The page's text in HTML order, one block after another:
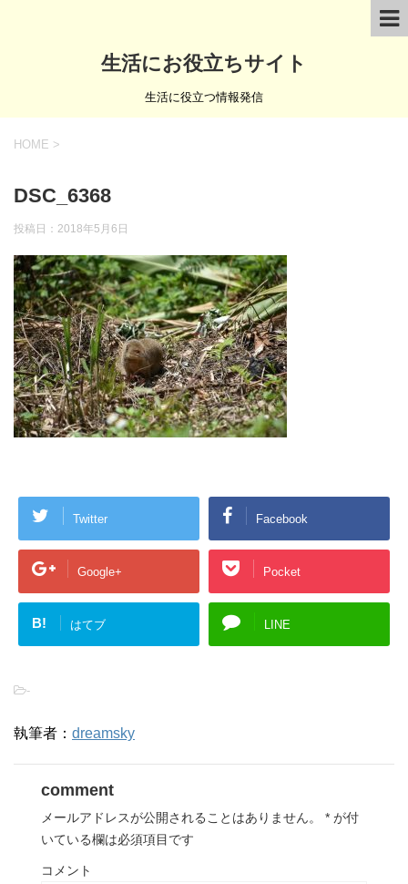
生活にお役立ちサイト
生活に役立つ情報発信
HOME >
DSC_6368
投稿日： 2018年5月6日
Twitter Facebook
Google+ Pocket
B! はてブ LINE
-
執筆者： dreamsky
comment
メールアドレスが公開されることはありません。 * が付
いている欄は必須項目です
コメント